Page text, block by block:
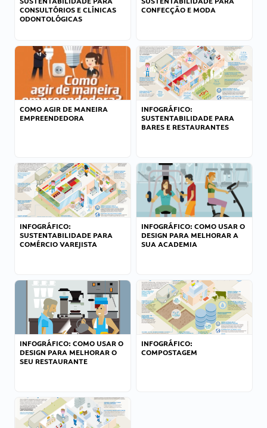
CONSULTÓRIOS E CLÍNICAS
ODONTOLÓGICAS
CONFECÇÃO E MODA
COMO AGIR DE MANEIRA
EMPREENDEDORA
INFOGRÁFICO:
SUSTENTABILIDADE PARA
BARES E RESTAURANTES
INFOGRÁFICO:
SUSTENTABILIDADE PARA
COMÉRCIO VAREJISTA
INFOGRÁFICO: COMO USAR O
DESIGN PARA MELHORAR A
SUA ACADEMIA
INFOGRÁFICO: COMO USAR O
DESIGN PARA MELHORAR O
SEU RESTAURANTE
INFOGRÁFICO:
COMPOSTAGEM